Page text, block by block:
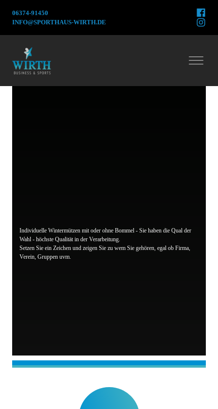
06374-91450
INFO@SPORTHAUS-WIRTH.DE
Individuelle Wintermützen mit oder ohne Bommel - Sie haben die Qual der
Wahl - höchste Qualität in der Verarbeitung.
Setzen Sie ein Zeichen und zeigen Sie zu wem Sie gehören, egal ob Firma,
Verein, Gruppen uvm.